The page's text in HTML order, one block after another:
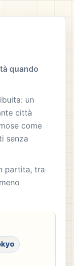
quando
un
città
come
senza
partita, tra